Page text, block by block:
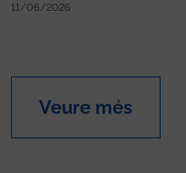
11/06/2026
Veure més